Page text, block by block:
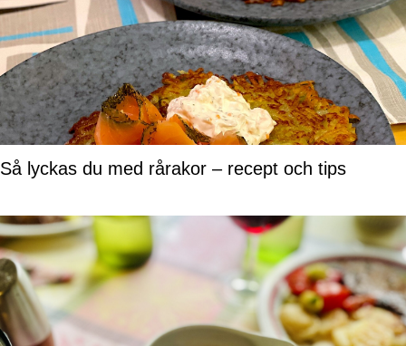
Så lyckas du med rårakor – recept och tips